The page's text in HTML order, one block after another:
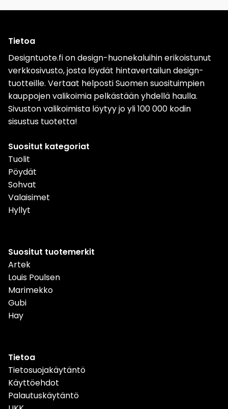
Tietoa
Designtuote.fi on design-huonekaluihin erikoistunut
verkkosivusto, josta löydät hintavertailun design-
tuotteille. Vertaat helposti Suomen suosituimpien
kauppojen valikoimia pelkästään yhdellä haulla.
Sivuston valikoimista löytyy jo yli 100 000 kodin
sisustus tuotetta!
Suositut kategoriat
Tuolit
Pöydät
Sohvat
Valaisimet
Hyllyt
Suositut tuotemerkit
Artek
Louis Poulsen
Marimekko
Gubi
Hay
Tietoa
Tietosuojakäytäntö
Käyttöehdot
Palautuskäytäntö